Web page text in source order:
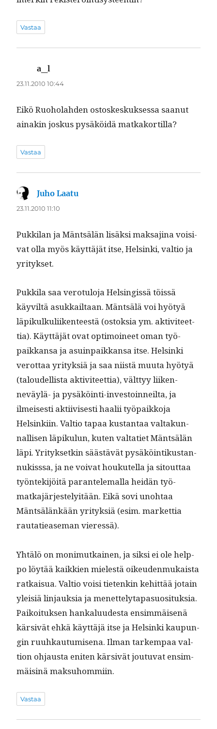
Vastaa
a_l
23.11.2010 10:44
Eikö Ruo­ho­lah­den ostoskeskuk­ses­sa saanut
ainakin joskus pysäköidä matkakortilla?
Vastaa
Juho Laatu
23.11.2010 11:10
Pukki­lan ja Mäntsälän lisäk­si mak­saji­na voisi­
vat olla myös käyt­täjät itse, Helsin­ki, val­tio ja
yritykset.
Pukki­la saa vero­tu­lo­ja Helsingis­sä töis­sä
käyviltä asukkail­taan. Mäntsälä voi hyö­tyä
läpikulkuli­iken­teestä (ostok­sia ym. aktivi­teet­
tia). Käyt­täjät ovat opti­moi­neet oman työ­
paikkansa ja asuin­paikkansa itse. Helsin­ki
verot­taa yri­tyk­siä ja saa niistä muu­ta hyö­tyä
(taloudel­lista aktivi­teet­tia), vält­tyy liiken­
neväylä- ja pysäköin­ti-investoin­neil­ta, ja
ilmeis­es­ti akti­ivis­es­ti haalii työ­paikko­ja
Helsinki­in. Val­tio tapaa kus­tan­taa val­takun­
nal­lisen läpiku­lun, kuten val­tati­et Mäntsälän
läpi. Yri­tyk­setkin säästävät pysäköin­tikus­tan­
nukiss­sa, ja ne voivat houkutel­la ja sitout­taa
työn­tek­i­jöitä paran­tele­mal­la hei­dän työ­
matka­jär­jeste­ly­itään. Eikä sovi uno­htaa
Mäntsälänkään yri­tyk­siä (esim. mar­ket­tia
rautatiease­man vieressä).
Yhtälö on mon­imutkainen, ja sik­si ei ole help­
po löytää kaikkien mielestä oikeu­den­mukaista
ratkaisua. Val­tio voisi tietenkin kehit­tää jotain
yleisiä lin­jauk­sia ja menet­te­ly­ta­pa­su­osi­tuk­sia.
Paikoituk­sen han­kalu­ud­es­ta ensim­mäisenä
kär­sivät ehkä käyt­täjä itse ja Helsin­ki kaupun­
gin ruuhkau­tu­mise­na. Ilman tarkem­paa val­
tion ohjaus­ta eniten kär­sivät joutu­vat ensim­
mäis­inä maksuhommiin.
Vastaa